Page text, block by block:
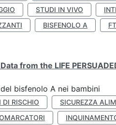
STUDI IN VIVO
BISFENOLO A
from the LIFE
bisfenolo A nei bambini
DI RISCHIO
SICUREZZA